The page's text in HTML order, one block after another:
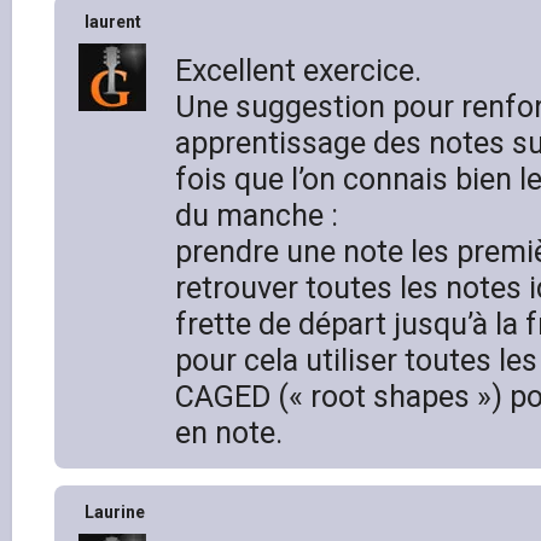
laurent
Excellent exercice.
Une suggestion pour
apprentissage des notes
fois que l’on connais bien
du manche :
prendre une note les
retrouver toutes les notes
frette de départ jusqu’à la
pour cela utiliser toutes
CAGED (« root shapes »)
en note.
Laurine